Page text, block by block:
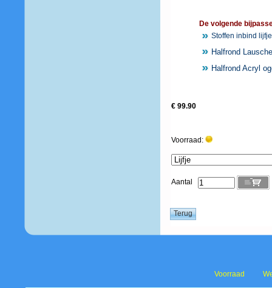
De volgende
Stoffen inbind
Halfrond
Halfrond Acryl
€ 99.90
Voorraad:
Aantal
Voorraad